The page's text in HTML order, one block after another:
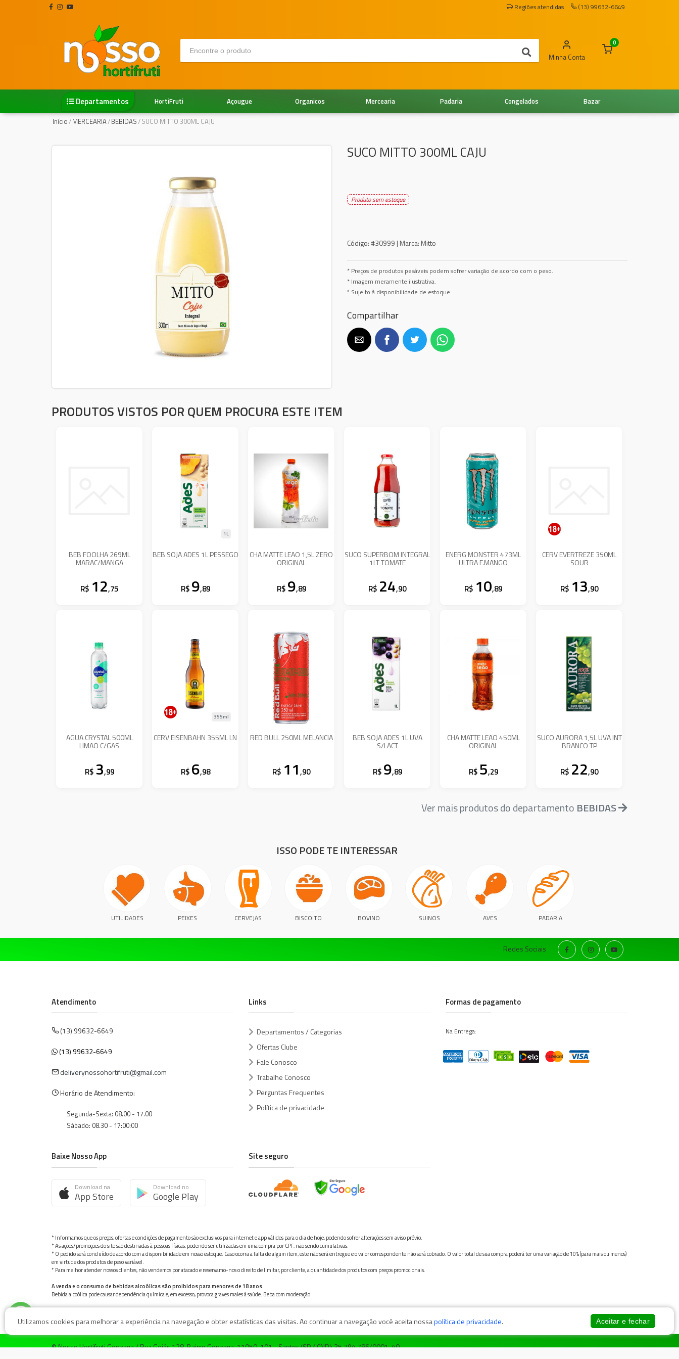
Regiões atendidas (13) 99632-6649
Minha Conta
0
Departamentos Bazar
Congelados
Padaria
Mercearia
Organicos
Açougue
HortiFruti
Início/MERCEARIA/BEBIDAS/SUCO MITTO 300ML CAJU
SUCO MITTO 300ML CAJU
Produto sem estoque
Código:#30999 | Marca: Mitto
* Preços de produtos pesáveis podem sofrer variação de acordo com o peso.
* Imagem meramente ilustrativa.
* Sujeito à disponibilidade de estoque.
Compartilhar
PRODUTOS VISTOS POR QUEM PROCURA ESTE ITEM
BEB FOOLHA 269ML
MARAC/MANGA
R$ 12,75
BEB SOJA ADES 1L PESSEGO
1L
R$ 9,89
CHA MATTE LEAO 1,5L ZERO
ORIGINAL
R$ 9,89
SUCO SUPERBOM INTEGRAL
1LT TOMATE
R$ 24,90
ENERG MONSTER 473ML
ULTRA F.MANGO
R$ 10,89
CERV EVERTREZE 350ML
SOUR
R$ 13,90
AGUA CRYSTAL 500ML
LIMAO C/GAS
R$ 3,99
CERV EISENBAHN 355ML LN
355ml
R$ 6,98
RED BULL 250ML MELANCIA
R$ 11,90
BEB SOJA ADES 1L UVA
S/LACT
R$ 9,89
CHA MATTE LEAO 450ML
ORIGINAL
R$ 5,29
SUCO AURORA 1,5L UVA INT
BRANCO TP
R$ 22,90
Ver mais produtos do departamento BEBIDAS
ISSO PODE TE INTERESSAR
UTILIDADES PEIXES CERVEJAS BISCOITO BOVINO SUINOS AVES PADARIA
Redes Sociais
Atendimento
(13) 99632-6649
(13) 99632-6649
deliverynossohortifruti@gmail.com
Horário de Atendimento:
Segunda-Sexta: 08.00 - 17.00
Sábado: 08.30 - 17:00:00
Links
Departamentos / Categorias
Ofertas Clube
Fale Conosco
Trabalhe Conosco
Perguntas Frequentes
Política de privacidade
Formas de pagamento
Na Entrega:
Baixe Nosso App
Download na
App Store
Download no
Google Play
Site seguro
* Informamos que os preços, ofertas e condições de pagamento são exclusivos para internet e app válidos para o dia de hoje, podendo sofrer alterações sem aviso prévio.
* As ações/promoções do site são destinadas à pessoas físicas, podendo ser utilizadas em uma compra por CPF, não sendo cumulativas.
* O pedido será concluído de acordo com a disponibilidade em nosso estoque. Caso ocorra a falta de algum item, este não será entregue e o valor correspondente não será cobrado. O valor total de sua compra poderá ter uma variação de 10% (para mais ou menos)
em virtude dos produtos de peso variável.
* Para melhor atender nossos clientes, não vendemos por atacado e reservamo-nos o direito de limitar, por cliente, a quantidade dos produtos com preços promocionais.
A venda e o consumo de bebidas alcoólicas são proibidos para menores de 18 anos.
Bebida alcoólica pode causar dependência química e, em excesso, provoca graves males à saúde. Beba com moderação
© Nosso Hortifruti Gonzaga / Rua Goiás 128, Bairro Gonzaga, 11050-101 - Santos/SP / CNPJ: 35.794.786/0001-40
Utilizamos cookies para melhorar a experiência na navegação e obter estatísticas das visitas. Ao continuar a navegação você aceita nossapolítica de privacidade. Aceitar e fechar